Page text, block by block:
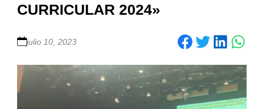
CURRICULAR 2024»
julio 10, 2023 Share on Facebook Share on Twitter Share on LinkedIn